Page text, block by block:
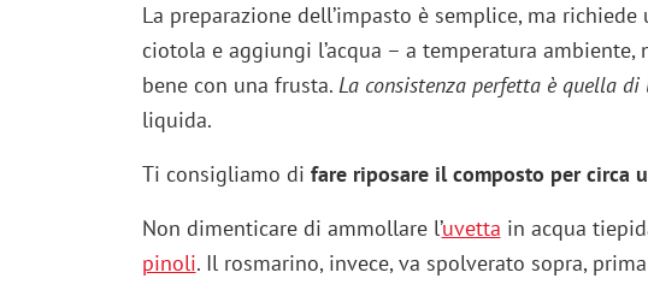
La preparazione dell’impasto è semplice, ma
ciotola e aggiungi l’acqua – a temperatura ambiente,
bene con una frusta. La consistenza perfetta è quella di
liquida.
Ti consigliamo di fare riposare il composto per circa
Non dimenticare di ammollare l’uvetta in acqua
pinoli. Il rosmarino, invece, va spolverato sopra,